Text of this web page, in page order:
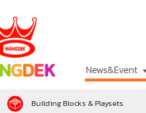
News&Event
Building Blocks & Playsets